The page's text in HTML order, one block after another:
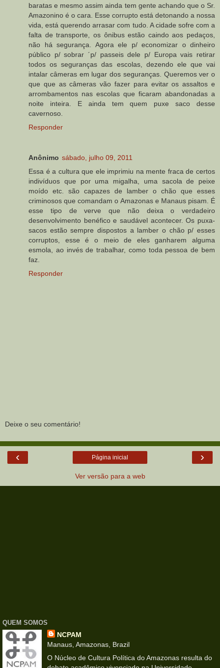
baratas e mesmo assim ainda tem gente achando que o Sr.
Amazonino é o cara. Esse corrupto está detonando a nossa
vida, está querendo arrasar com tudo. A cidade sofre com a
falta de transporte, os ônibus estão caindo aos pedaços,
não há segurança. Agora ele p/ economizar o dinheiro
público p/ sobrar ´p/ passeis dele p/ Europa vais retirar
todos os seguranças das escolas, dezendo ele que vai
intalar câmeras em lugar dos seguranças. Queremos ver o
que que as câmeras vão fazer para evitar os assaltos e
arrombamentos nas escolas que ficaram abandonadas a
noite inteira. E ainda tem quem puxe saco desse
cavernoso.
Responder
Anônimo sábado, julho 09, 2011
Essa é a cultura que ele imprimiu na mente fraca de certos
indivíduos que por uma migalha, uma sacola de peixe
moído etc. são capazes de lamber o chão que esses
criminosos que comandam o Amazonas e Manaus pisam. É
esse tipo de verve que não deixa o verdadeiro
desenvolvimento benéfico e saudável acontecer. Os puxa-
sacos estão sempre dispostos a lamber o chão p/ esses
corruptos, esse é o meio de eles ganharem alguma
esmola, ao invés de trabalhar, como toda pessoa de bem
faz.
Responder
Deixe o seu comentário!
‹ ›
Página inicial
Ver versão para a web
QUEM SOMOS
NCPAM
Manaus, Amazonas, Brazil
O Núcleo de Cultura Política do Amazonas resulta do